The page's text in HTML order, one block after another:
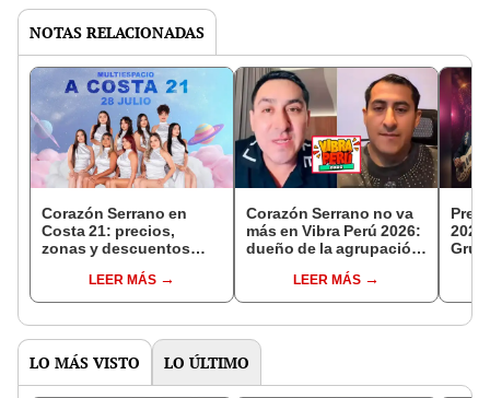
NOTAS RELACIONADAS
Corazón Serrano en
Costa 21: precios,
zonas y descuentos
‘Acceso al corazón 4’
LEER MÁS
Corazón Serrano no va
más en Vibra Perú 2026:
dueño de la agrupación
LEER MÁS
LO MÁS VISTO LO ÚLTIMO